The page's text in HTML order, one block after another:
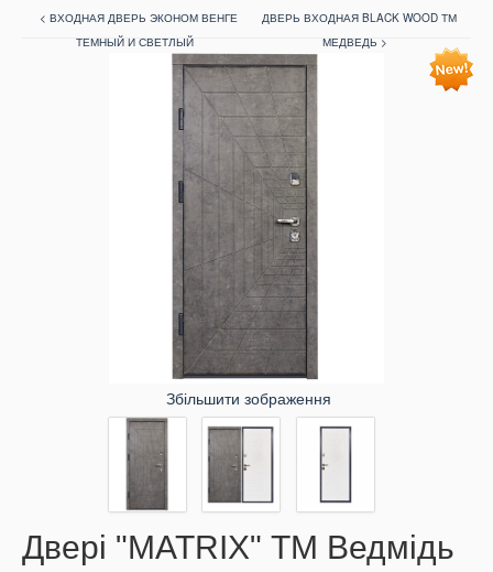
Міжкімнатні двері
< ВХОДНАЯ ДВЕРЬ ЭКОНОМ ВЕНГЕ
ТЕМНЫЙ И СВЕТЛЫЙ
ДВЕРЬ ВХОДНАЯ BLACK WOOD ТМ
МЕДВЕДЬ >
Збільшити зображення
Двері "MATRIX" ТМ Ведмідь